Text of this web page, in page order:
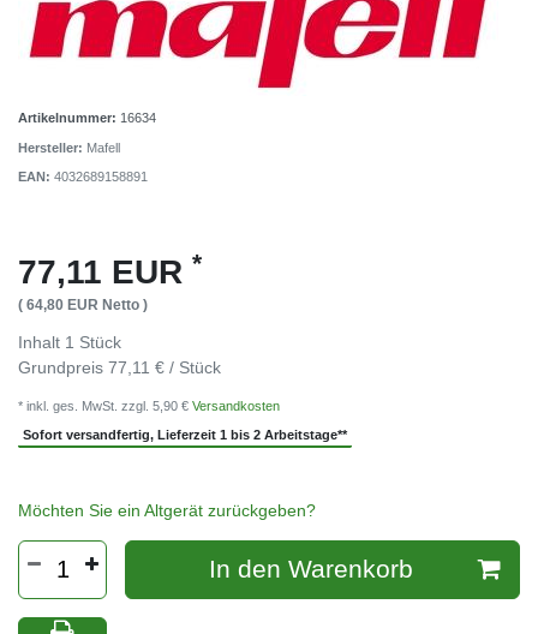
Artikelnummer: 16634
Hersteller: Mafell
EAN: 4032689158891
77,11 EUR *
( 64,80 EUR Netto )
Inhalt 1 Stück
Grundpreis 77,11 € / Stück
* inkl. ges. MwSt. zzgl. 5,90 € Versandkosten
Sofort versandfertig, Lieferzeit 1 bis 2 Arbeitstage**
Möchten Sie ein Altgerät zurückgeben?
In den Warenkorb